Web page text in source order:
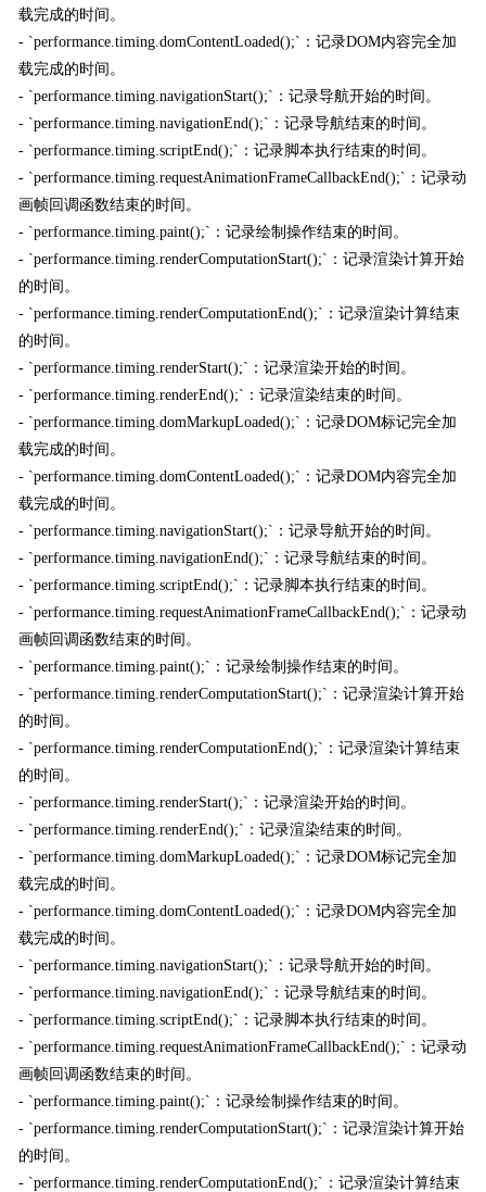
载完成的时间。
- `performance.timing.domContentLoaded();`：记录DOM内容完全加
载完成的时间。
- `performance.timing.navigationStart();`：记录导航开始的时间。
- `performance.timing.navigationEnd();`：记录导航结束的时间。
- `performance.timing.scriptEnd();`：记录脚本执行结束的时间。
- `performance.timing.requestAnimationFrameCallbackEnd();`：记录动
画帧回调函数结束的时间。
- `performance.timing.paint();`：记录绘制操作结束的时间。
- `performance.timing.renderComputationStart();`：记录渲染计算开始
的时间。
- `performance.timing.renderComputationEnd();`：记录渲染计算结束
的时间。
- `performance.timing.renderStart();`：记录渲染开始的时间。
- `performance.timing.renderEnd();`：记录渲染结束的时间。
- `performance.timing.domMarkupLoaded();`：记录DOM标记完全加
载完成的时间。
- `performance.timing.domContentLoaded();`：记录DOM内容完全加
载完成的时间。
- `performance.timing.navigationStart();`：记录导航开始的时间。
- `performance.timing.navigationEnd();`：记录导航结束的时间。
- `performance.timing.scriptEnd();`：记录脚本执行结束的时间。
- `performance.timing.requestAnimationFrameCallbackEnd();`：记录动
画帧回调函数结束的时间。
- `performance.timing.paint();`：记录绘制操作结束的时间。
- `performance.timing.renderComputationStart();`：记录渲染计算开始
的时间。
- `performance.timing.renderComputationEnd();`：记录渲染计算结束
的时间。
- `performance.timing.renderStart();`：记录渲染开始的时间。
- `performance.timing.renderEnd();`：记录渲染结束的时间。
- `performance.timing.domMarkupLoaded();`：记录DOM标记完全加
载完成的时间。
- `performance.timing.domContentLoaded();`：记录DOM内容完全加
载完成的时间。
- `performance.timing.navigationStart();`：记录导航开始的时间。
- `performance.timing.navigationEnd();`：记录导航结束的时间。
- `performance.timing.scriptEnd();`：记录脚本执行结束的时间。
- `performance.timing.requestAnimationFrameCallbackEnd();`：记录动
画帧回调函数结束的时间。
- `performance.timing.paint();`：记录绘制操作结束的时间。
- `performance.timing.renderComputationStart();`：记录渲染计算开始
的时间。
- `performance.timing.renderComputationEnd();`：记录渲染计算结束